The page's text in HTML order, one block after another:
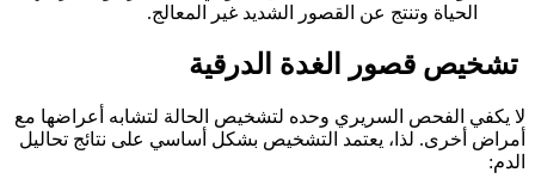
الحياة وتنتج عن القصور الشديد غير المعالج.
تشخيص قصور الغدة الدرقية
لا يكفي الفحص السريري وحده لتشخيص الحالة لتشابه أعراضها مع
أمراض أخرى. لذا، يعتمد التشخيص بشكل أساسي على نتائج تحاليل
الدم: